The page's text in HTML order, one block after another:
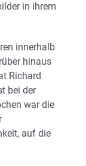
in ihrem
innerhalb
hinaus
Richard
bei der
war die
auf die